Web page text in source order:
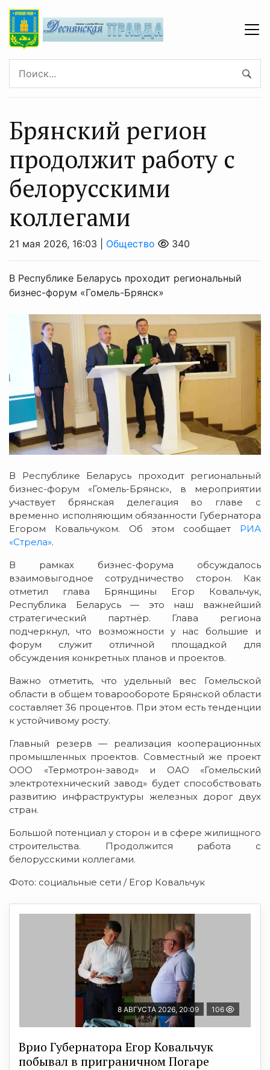
Брянский регион
продолжит работу с
белорусскими
коллегами
21 мая 2026, 16:03 | Общество 340
В Республике Беларусь проходит региональный
бизнес-форум «Гомель-Брянск»
В Республике Беларусь проходит региональный
бизнес-форум «Гомель-Брянск», в мероприятии
участвует брянская делегация во главе с
временно исполняющим обязанности Губернатора
Егором Ковальчуком. Об этом сообщает РИА
«Стрела».
В рамках бизнес-форума обсуждалось
взаимовыгодное сотрудничество сторон. Как
отметил глава Брянщины Егор Ковальчук,
Республика Беларусь — это наш важнейший
стратегический партнёр. Глава региона
подчеркнул, что возможности у нас большие и
форум служит отличной площадкой для
обсуждения конкретных планов и проектов.
Важно отметить, что удельный вес Гомельской
области в общем товарообороте Брянской области
составляет 36 процентов. При этом есть тенденции
к устойчивому росту.
Главный резерв — реализация кооперационных
промышленных проектов. Совместный же проект
ООО «Термотрон-завод» и ОАО «Гомельский
электротехнический завод» будет способствовать
развитию инфраструктуры железных дорог двух
стран.
Большой потенциал у сторон и в сфере жилищного
строительства. Продолжится работа с
белорусскими коллегами.
Фото: социальные сети / Егор Ковальчук
8 АВГУСТА 2026, 20:09 106
Врио Губернатора Егор Ковальчук
побывал в приграничном Погаре